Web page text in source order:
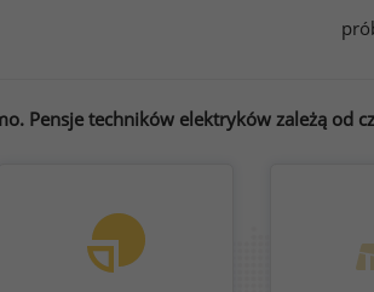
Pensje techników elektryków zależą od